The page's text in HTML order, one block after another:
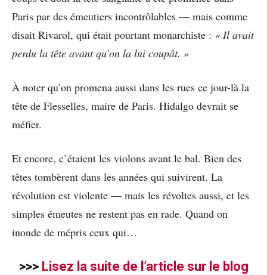
Paris par des émeutiers incontrôlables — mais comme
disait Rivarol, qui était pourtant monarchiste : « Il avait
perdu la tête avant qu’on la lui coupât. »
À noter qu’on promena aussi dans les rues ce jour-là la
tête de Flesselles, maire de Paris. Hidalgo devrait se
méfier.
Et encore, c’étaient les violons avant le bal. Bien des
têtes tombèrent dans les années qui suivirent. La
révolution est violente — mais les révoltes aussi, et les
simples émeutes ne restent pas en rade. Quand on
inonde de mépris ceux qui…
>>> Lisez la suite de l’article sur le blog